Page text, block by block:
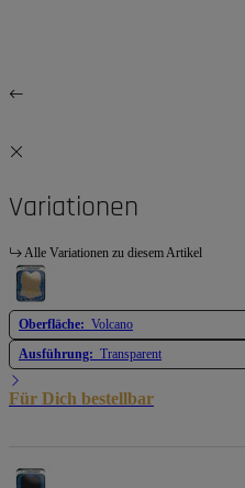
Variationen
Alle Variationen zu diesem Artikel
Oberfläche: Volcano
Ausführung: Transparent
Für Dich bestellbar